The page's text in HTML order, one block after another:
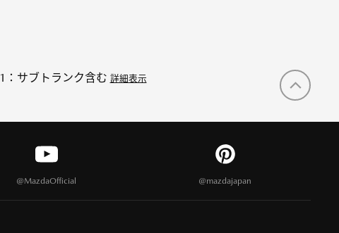
サブトランク含む 詳細表示
@MazdaOfficial @mazdajapan